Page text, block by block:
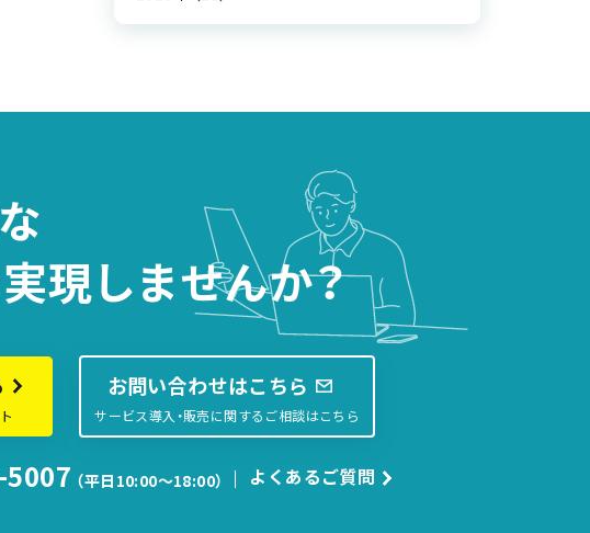
実現しませんか？
お問い合わせはこちら
サービス導入・販売に関するご相談はこちら
（平日10:00〜18:00） よくあるご質問